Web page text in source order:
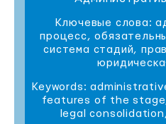
Ключевые слова:
процесс,
система стадий,
Keywords:
features of the
legal